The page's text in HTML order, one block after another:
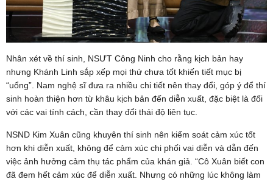
Nhân xét về thí sinh, NSƯT Công Ninh cho rằng kịch bản hay
nhưng Khánh Linh sắp xếp mọi thứ chưa tốt khiến tiết mục bị
“uổng”. Nam nghệ sĩ đưa ra nhiều chi tiết nên thay đổi, góp ý để thí
sinh hoàn thiện hơn từ khâu kịch bản đến diễn xuất, đặc biệt là đối
với các vai tính cách, cần thay đổi thái độ liên tục.
NSND Kim Xuân cũng khuyên thí sinh nên kiểm soát cảm xúc tốt
hơn khi diễn xuất, không để cảm xúc chi phối vai diễn và dẫn đến
việc ảnh hưởng cảm thụ tác phẩm của khán giả. “Cô Xuân biết con
đã đem hết cảm xúc để diễn xuất. Nhưng có những lúc không làm